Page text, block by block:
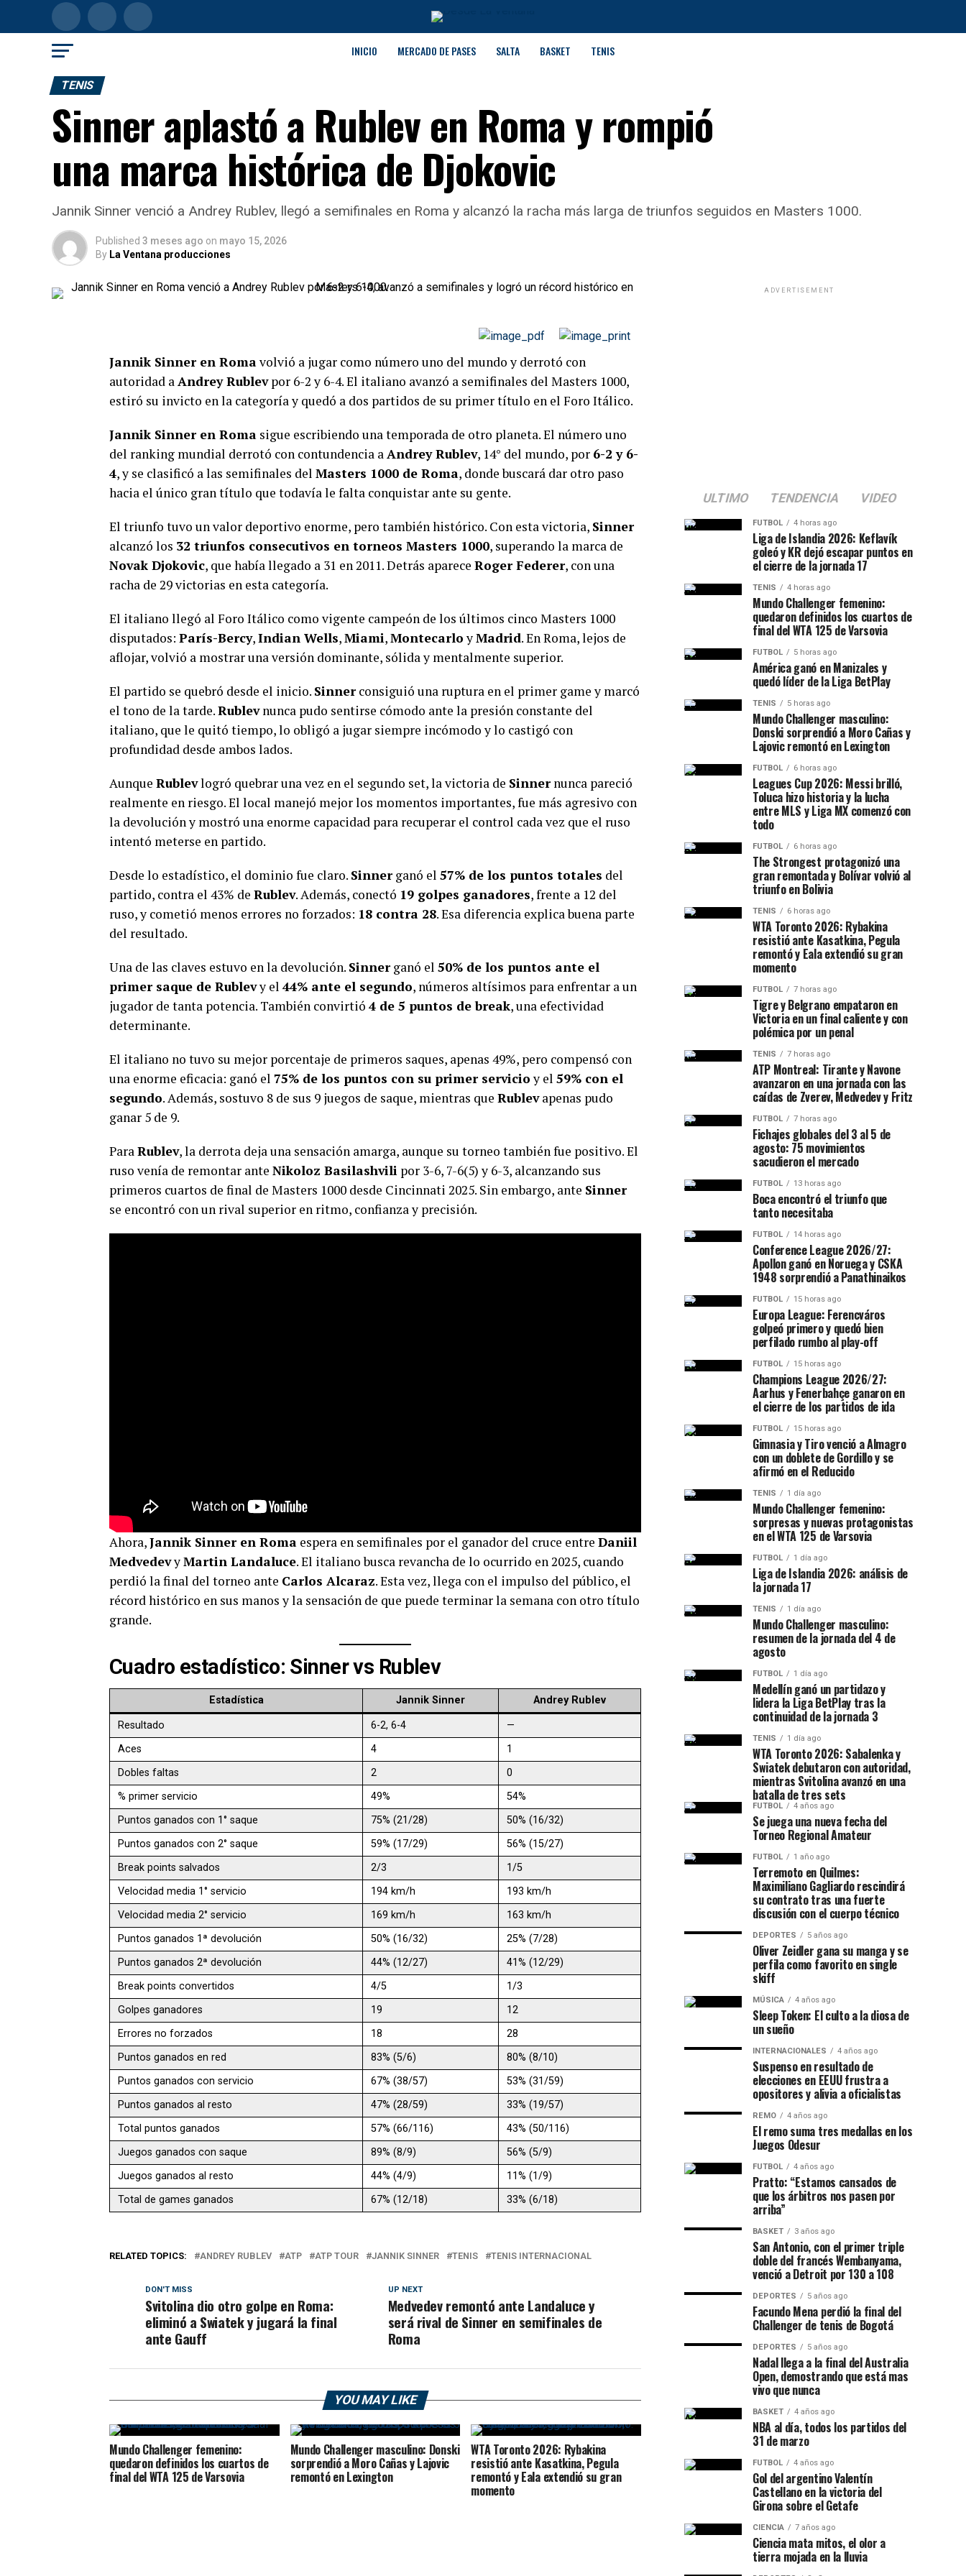
INICIO MERCADO DE PASES SALTA BASKET TENIS
TENIS
Sinner aplastó a Rublev en Roma y rompió
una marca histórica de Djokovic
Jannik Sinner venció a Andrey Rublev, llegó a semifinales en Roma y alcanzó la racha más larga de triunfos seguidos en Masters 1000.
Published 3 meses ago on mayo 15, 2026
By La Ventana producciones
Jannik Sinner en Romavolvió a jugar como número uno del mundo y derrotó con
autoridad aAndrey Rublevpor 6-2 y 6-4. El italiano avanzó a semifinales del Masters 1000,
estiró su invicto en la categoría y quedó a dos partidos de su primer título en el Foro Itálico.
Jannik Sinner en Roma sigue escribiendo una temporada de otro planeta. El número uno
del ranking mundial derrotó con contundencia aAndrey Rublev, 14° del mundo, por 6-2 y 6-
4, y se clasificó a las semifinales del Masters 1000 de Roma, donde buscará dar otro paso
hacia el único gran título que todavía le falta conquistar ante su gente.
El triunfo tuvo un valor deportivo enorme, pero también histórico. Con esta victoria, Sinner
alcanzó los 32 triunfos consecutivos en torneos Masters 1000, superando la marca de
Novak Djokovic, que había llegado a 31 en 2011. Detrás aparece Roger Federer, con una
racha de 29 victorias en esta categoría.
El italiano llegó al Foro Itálico como vigente campeón de los últimos cinco Masters 1000
disputados: París-Bercy,Indian Wells,Miami,MontecarloyMadrid. En Roma, lejos de
aflojar, volvió a mostrar una versión dominante, sólida y mentalmente superior.
El partido se quebró desde el inicio. Sinnerconsiguió una ruptura en el primer game y marcó
el tono de la tarde.Rublevnunca pudo sentirse cómodo ante la presión constante del
italiano, que le quitó tiempo, lo obligó a jugar siempre incómodo y lo castigó con
profundidad desde ambos lados.
Aunque Rublevlogró quebrar una vez en el segundo set, la victoria de Sinnernunca pareció
realmente en riesgo. El local manejó mejor los momentos importantes, fue más agresivo con
la devolución y mostró una enorme capacidad para recuperar el control cada vez que el ruso
intentó meterse en partido.
Desde lo estadístico, el dominio fue claro. Sinnerganó el 57% de los puntos totales del
partido, contra el 43% de Rublev. Además, conectó 19 golpes ganadores, frente a 12 del
ruso, y cometió menos errores no forzados: 18 contra 28. Esa diferencia explica buena parte
del resultado.
Una de las claves estuvo en la devolución. Sinnerganó el 50% de los puntos ante el
primer saque de Rublevy el 44% ante el segundo, números altísimos para enfrentar a un
jugador de tanta potencia. También convirtió 4 de 5 puntos de break, una efectividad
determinante.
El italiano no tuvo su mejor porcentaje de primeros saques, apenas 49%, pero compensó con
una enorme eficacia: ganó el 75% de los puntos con su primer servicioy el 59% con el
segundo. Además, sostuvo 8 de sus 9 juegos de saque, mientras que Rublevapenas pudo
ganar 5 de 9.
ParaRublev, la derrota deja una sensación amarga, aunque su torneo también fue positivo. El
ruso venía de remontar ante Nikoloz Basilashvili por 3-6, 7-6(5) y 6-3, alcanzando sus
primeros cuartos de final de Masters 1000 desde Cincinnati 2025. Sin embargo, ante Sinner
se encontró con un rival superior en ritmo, confianza y precisión.
Ahora,Jannik Sinner en Roma espera en semifinales por el ganador del cruce entre Daniil
MedvedevyMartin Landaluce. El italiano busca revancha de lo ocurrido en 2025, cuando
perdió la final del torneo ante Carlos Alcaraz. Esta vez, llega con el impulso del público, el
récord histórico en sus manos y la sensación de que puede terminar la semana con otro título
grande.
Cuadro estadístico: Sinner vs Rublev
Estadística Jannik Sinner Andrey Rublev
Resultado 6-2, 6-4
—
Aces
4
1
Dobles faltas
2
0
% primer servicio
49%
54%
Puntos ganados con 1° saque
75% (21/28)
50% (16/32)
Puntos ganados con 2° saque
59% (17/29)
56% (15/27)
Break points salvados
2/3
1/5
Velocidad media 1° servicio
194 km/h
193 km/h
Velocidad media 2° servicio
169 km/h
163 km/h
Puntos ganados 1ª devolución
50% (16/32)
25% (7/28)
Puntos ganados 2ª devolución
44% (12/27)
41% (12/29)
Break points convertidos
4/5
1/3
Golpes ganadores
19
12
Errores no forzados
18
28
Puntos ganados en red
83% (5/6)
80% (8/10)
Puntos ganados con servicio
67% (38/57)
53% (31/59)
Puntos ganados al resto
47% (28/59)
33% (19/57)
Total puntos ganados
57% (66/116)
43% (50/116)
Juegos ganados con saque
89% (8/9)
56% (5/9)
Juegos ganados al resto
44% (4/9)
11% (1/9)
Total de games ganados
67% (12/18) 33% (6/18)
RELATED TOPICS: ANDREY RUBLEV ATP ATP TOUR JANNIK SINNER TENIS TENIS INTERNACIONAL
UP NEXT
Medvedev remontó ante Landaluce y
será rival de Sinner en semifinales de
Roma
DON'T MISS
Svitolina dio otro golpe en Roma:
eliminó a Swiatek y jugará la final
ante Gauff
YOU MAY LIKE
Mundo Challenger femenino:
quedaron definidos los cuartos de
final del WTA 125 de Varsovia
Mundo Challenger masculino: Donski
sorprendió a Moro Cañas y Lajovic
remontó en Lexington
WTA Toronto 2026: Rybakina
resistió ante Kasatkina, Pegula
remontó y Eala extendió su gran
momento
ADVERTISEMENT
ULTIMO TENDENCIA VIDEO
FUTBOL 4 horas ago
Liga de Islandia 2026: Keflavík
goleó y KR dejó escapar puntos en
el cierre de la jornada 17
TENIS 4 horas ago
Mundo Challenger femenino:
quedaron definidos los cuartos de
final del WTA 125 de Varsovia
FUTBOL 5 horas ago
América ganó en Manizales y
quedó líder de la Liga BetPlay
TENIS 5 horas ago
Mundo Challenger masculino:
Donski sorprendió a Moro Cañas y
Lajovic remontó en Lexington
FUTBOL 6 horas ago
Leagues Cup 2026: Messi brilló,
Toluca hizo historia y la lucha
entre MLS y Liga MX comenzó con
todo
FUTBOL 6 horas ago
The Strongest protagonizó una
gran remontada y Bolívar volvió al
triunfo en Bolivia
TENIS 6 horas ago
WTA Toronto 2026: Rybakina
resistió ante Kasatkina, Pegula
remontó y Eala extendió su gran
momento
FUTBOL 7 horas ago
Tigre y Belgrano empataron en
Victoria en un final caliente y con
polémica por un penal
TENIS 7 horas ago
ATP Montreal: Tirante y Navone
avanzaron en una jornada con las
caídas de Zverev, Medvedev y Fritz
FUTBOL 7 horas ago
Fichajes globales del 3 al 5 de
agosto: 75 movimientos
sacudieron el mercado
FUTBOL 13 horas ago
Boca encontró el triunfo que
tanto necesitaba
FUTBOL 14 horas ago
Conference League 2026/27:
Apollon ganó en Noruega y CSKA
1948 sorprendió a Panathinaikos
FUTBOL 15 horas ago
Europa League: Ferencváros
golpeó primero y quedó bien
perfilado rumbo al play-off
FUTBOL 15 horas ago
Champions League 2026/27:
Aarhus y Fenerbahçe ganaron en
el cierre de los partidos de ida
FUTBOL 15 horas ago
Gimnasia y Tiro venció a Almagro
con un doblete de Gordillo y se
afirmó en el Reducido
TENIS 1 día ago
Mundo Challenger femenino:
sorpresas y nuevas protagonistas
en el WTA 125 de Varsovia
FUTBOL 1 día ago
Liga de Islandia 2026: análisis de
la jornada 17
TENIS 1 día ago
Mundo Challenger masculino:
resumen de la jornada del 4 de
agosto
FUTBOL 1 día ago
Medellín ganó un partidazo y
lidera la Liga BetPlay tras la
continuidad de la jornada 3
TENIS 1 día ago
WTA Toronto 2026: Sabalenka y
Swiatek debutaron con autoridad,
mientras Svitolina avanzó en una
batalla de tres sets
FUTBOL 4 años ago
Se juega una nueva fecha del
Torneo Regional Amateur
FUTBOL 1 año ago
Terremoto en Quilmes:
Maximiliano Gagliardo rescindirá
su contrato tras una fuerte
discusión con el cuerpo técnico
DEPORTES 5 años ago
Oliver Zeidler gana su manga y se
perfila como favorito en single
skiff
MÚSICA 4 años ago
Sleep Token: El culto a la diosa de
un sueño
INTERNACIONALES 4 años ago
Suspenso en resultado de
elecciones en EEUU frustra a
opositores y alivia a oficialistas
REMO 4 años ago
El remo suma tres medallas en los
Juegos Odesur
FUTBOL 4 años ago
Pratto: “Estamos cansados de
que los árbitros nos pasen por
arriba”
BASKET 3 años ago
San Antonio, con el primer triple
doble del francés Wembanyama,
venció a Detroit por 130 a 108
DEPORTES 5 años ago
Facundo Mena perdió la final del
Challenger de tenis de Bogotá
DEPORTES 5 años ago
Nadal llega a la final del Australia
Open, demostrando que está mas
vivo que nunca
BASKET 4 años ago
NBA al día, todos los partidos del
31 de marzo
FUTBOL 4 años ago
Gol del argentino Valentín
Castellano en la victoria del
Girona sobre el Getafe
CIENCIA 7 años ago
Ciencia mata mitos, el olor a
tierra mojada en la lluvia